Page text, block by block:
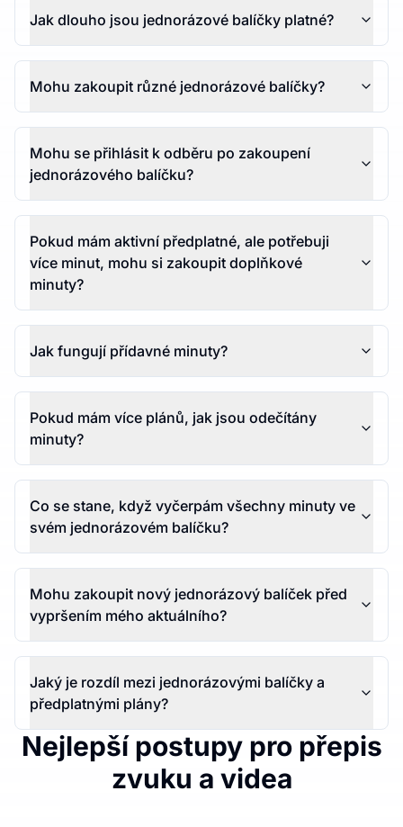
Jak dlouho jsou jednorázové balíčky platné?
Mohu zakoupit různé jednorázové balíčky?
Mohu se přihlásit k odběru po zakoupení
jednorázového balíčku?
Pokud mám aktivní předplatné, ale potřebuji
více minut, mohu si zakoupit doplňkové
minuty?
Jak fungují přídavné minuty?
Pokud mám více plánů, jak jsou odečítány
minuty?
Co se stane, když vyčerpám všechny minuty ve
svém jednorázovém balíčku?
Mohu zakoupit nový jednorázový balíček před
vypršením mého aktuálního?
Jaký je rozdíl mezi jednorázovými balíčky a
předplatnými plány?
Nejlepší postupy pro přepis
zvuku a videa